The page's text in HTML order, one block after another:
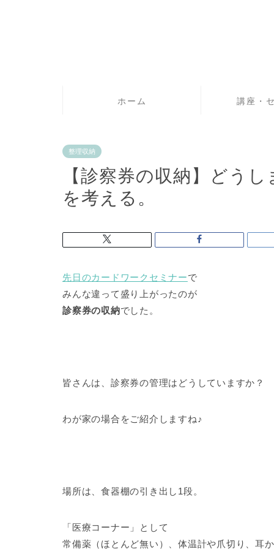
ホーム 講座・
整理収納
【診察券の収納】どう
を考える。
先日のカードワークセミナーで
みんな違って盛り上がったのが
診察券の収納でした。
皆さんは、診察券の管理はどうしていますか？
わが家の場合をご紹介しますね♪
場所は、食器棚の引き出し1段。
「医療コーナー」として
常備薬（ほとんど無い）、体温計や爪切り、耳